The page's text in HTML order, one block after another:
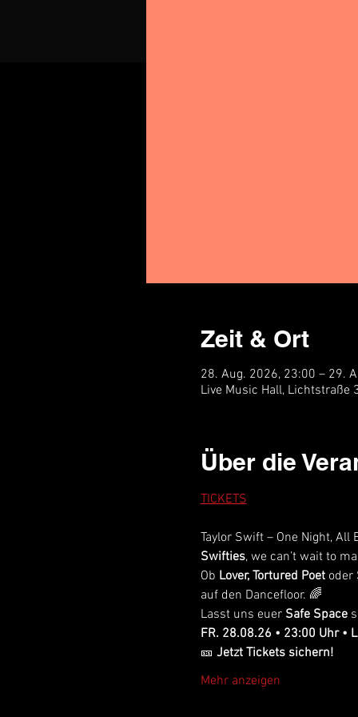
Zeit & Ort
28. Aug. 2026, 23:00 – 29.
Live Music Hall, Lichtstraße
Über die
TICKETS
Taylor Swift – One Night, All
Swifties, we can’t wait to
Ob Lover, Tortured Poet oder
auf den Dancefloor. 🌈
Lasst uns euer Safe Space
FR. 28.08.26 • 23:00 Uhr •
🎫 Jetzt Tickets sichern!
Mehr anzeigen